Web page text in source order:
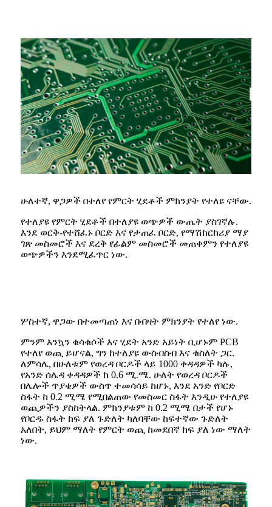
ሁለተኛ, ዋጋዎች በተለየ የምርት ሂደቶች ምክንያት የተለዩ ናቸው.
የተለያዩ የምርት ሂደቶች በተለያዩ ወጭዎች ውጤት ያስገኛሉ.
እንደ ወርቅ-የተሸፈኑ ቦርድ እና የታጠፈ ቦርድ, የማሽከርከሪያ ማያ
ገጽ መስመሮች እና ደረቅ የፊልም መስመሮች መጠቀምን የተለያዩ
ወጭዎችን እንደሚፈጥር ነው.
ሦስተኛ, ዋጋው በተመጣጠነ እና በብዛት ምክንያት የተለየ ነው.
ምንም እንኳን ቁሳቁሶች እና ሂደት አንድ አይነት ቢሆኑም PCB
የተለየ ወጪ ይሆናል, ግን ከተለያዩ ውስብስብ እና ቁስለት ጋር.
ለምሳሌ, በሁለቱም የወረዳ ቦርዶች ላይ 1000 ቀዳዳዎች ካሉ,
የአንድ ሰሌዳ ቀዳዳዎች ከ 0.6 ሚ.ሜ. ሁለት የወረዳ ቦርዶች
በሌሎች ጥያቄዎች ውስጥ ተመሳሳይ ከሆኑ, እንደ አንድ የቦርድ
ስፋት ከ 0.2 ሚሜ የሚበልጠው የመስመር ስፋት እንዲሁ የተለያዩ
ወጪዎችን ያስከትላል. ምክንያቱም ከ 0.2 ሚሜ በታች የሆኑ
የቦርዱ ስፋት ከፍ ያለ ጉድለት ካለባቸው ከፍተኛው ጉድለት
አለበት, ይህም ማለት የምርት ወጪ ከመደበኛ ከፍ ያለ ነው ማለት
ነው.